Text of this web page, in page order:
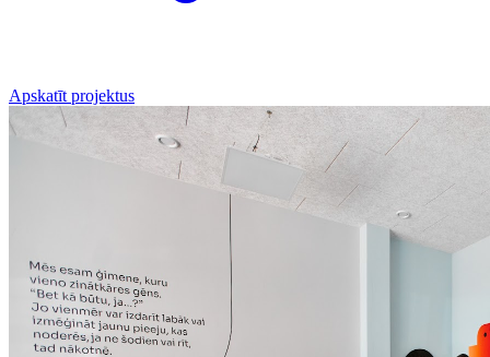
Apskatīt projektus